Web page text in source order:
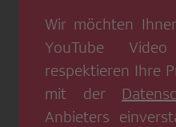
Wir möchten
YouTube Video
respektieren Ihre
mit der
Anbieters